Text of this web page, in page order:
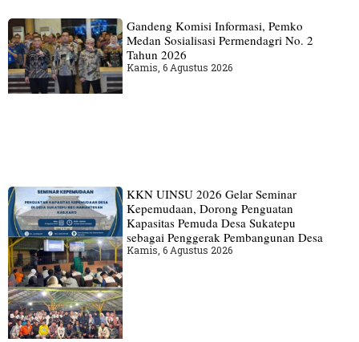
Gandeng Komisi Informasi, Pemko
Medan Sosialisasi Permendagri No. 2
Tahun 2026
Kamis, 6 Agustus 2026
KKN UINSU 2026 Gelar Seminar
Kepemudaan, Dorong Penguatan
Kapasitas Pemuda Desa Sukatepu
sebagai Penggerak Pembangunan Desa
Kamis, 6 Agustus 2026